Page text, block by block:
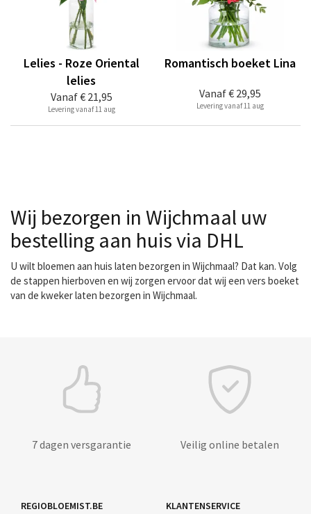
Vanaf€ 21,95
Lelies - Roze Oriental
lelies
Levering vanaf 11 aug
Vanaf€ 29,95
Romantisch boeket Lina
Levering vanaf 11 aug
Wij bezorgen in Wijchmaal uw
bestelling aan huis via DHL
U wilt bloemen aan huis laten bezorgen in Wijchmaal? Dat kan. Volg
de stappen hierboven en wij zorgen ervoor dat wij een vers boeket
van de kweker laten bezorgen in Wijchmaal.
7 dagen versgarantie Veilig online betalen
REGIOBLOEMIST.BE KLANTENSERVICE